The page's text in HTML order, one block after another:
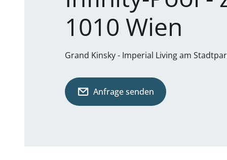
1010 Wien
Grand Kinsky - Imperial Living am
Anfrage senden